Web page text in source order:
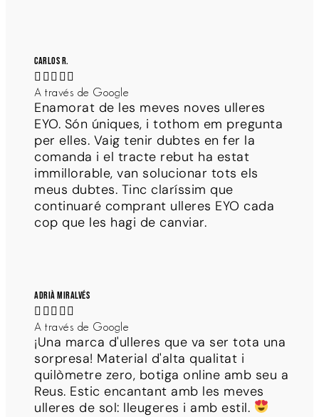
Carlos R.
    
A través de Google
Enamorat de les meves noves ulleres
EYO. Són úniques, i tothom em pregunta
per elles. Vaig tenir dubtes en fer la
comanda i el tracte rebut ha estat
immillorable, van solucionar tots els
meus dubtes. Tinc claríssim que
continuaré comprant ulleres EYO cada
cop que les hagi de canviar.
Adrià Miralvés
    
A través de Google
¡Una marca d'ulleres que va ser tota una
sorpresa! Material d'alta qualitat i
quilòmetre zero, botiga online amb seu a
Reus. Estic encantant amb les meves
ulleres de sol: lleugeres i amb estil.